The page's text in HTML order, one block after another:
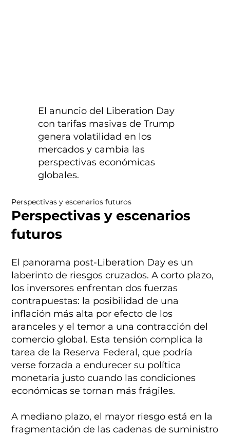
Perspectivas y escenarios futuros
Perspectivas y escenarios
futuros
El panorama post-Liberation Day es un
laberinto de riesgos cruzados. A corto plazo,
los inversores enfrentan dos fuerzas
contrapuestas: la posibilidad de una
inflación más alta por efecto de los
aranceles y el temor a una contracción del
comercio global. Esta tensión complica la
tarea de la Reserva Federal, que podría
verse forzada a endurecer su política
monetaria justo cuando las condiciones
económicas se tornan más frágiles.
A mediano plazo, el mayor riesgo está en la
fragmentación de las cadenas de suministro
El anuncio del Liberation Day
con tarifas masivas de Trump
genera volatilidad en los
mercados y cambia las
perspectivas económicas
globales.